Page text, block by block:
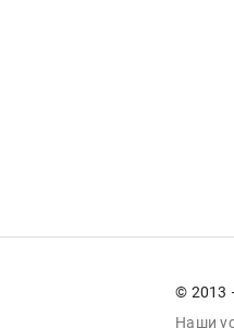
© 2013
Наши